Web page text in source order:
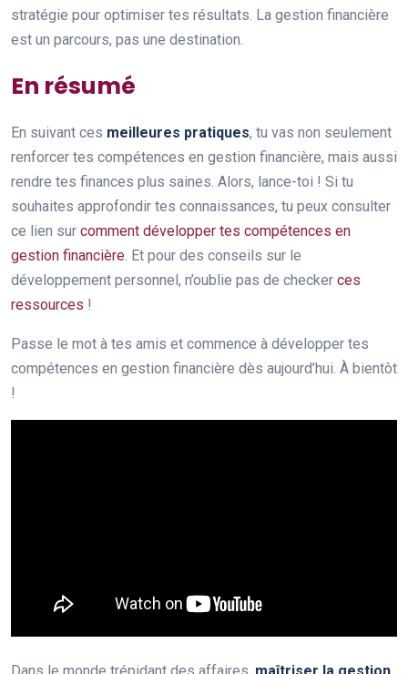
stratégie pour optimiser tes résultats. La gestion financière
est un parcours, pas une destination.
En résumé
En suivant ces meilleures pratiques, tu vas non seulement
renforcer tes compétences en gestion financière, mais aussi
rendre tes finances plus saines. Alors, lance-toi ! Si tu
souhaites approfondir tes connaissances, tu peux consulter
ce lien sur comment développer tes compétences en
gestion financière. Et pour des conseils sur le
développement personnel, n’oublie pas de checker ces
ressources !
Passe le mot à tes amis et commence à développer tes
compétences en gestion financière dès aujourd’hui. À bientôt
!